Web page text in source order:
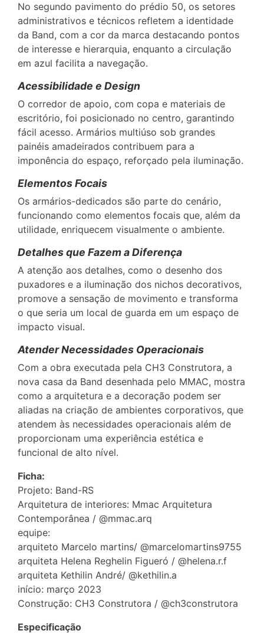
No segundo pavimento do prédio 50, os setores
administrativos e técnicos refletem a identidade
da Band, com a cor da marca destacando pontos
de interesse e hierarquia, enquanto a circulação
em azul facilita a navegação.
Acessibilidade e Design
O corredor de apoio, com copa e materiais de
escritório, foi posicionado no centro, garantindo
fácil acesso. Armários multiúso sob grandes
painéis amadeirados contribuem para a
imponência do espaço, reforçado pela iluminação.
Elementos Focais
Os armários-dedicados são parte do cenário,
funcionando como elementos focais que, além da
utilidade, enriquecem visualmente o ambiente.
Detalhes que Fazem a Diferença
A atenção aos detalhes, como o desenho dos
puxadores e a iluminação dos nichos decorativos,
promove a sensação de movimento e transforma
o que seria um local de guarda em um espaço de
impacto visual.
Atender Necessidades Operacionais
Com a obra executada pela CH3 Construtora, a
nova casa da Band desenhada pelo MMAC, mostra
como a arquitetura e a decoração podem ser
aliadas na criação de ambientes corporativos, que
atendem às necessidades operacionais além de
proporcionam uma experiência estética e
funcional de alto nível.
Ficha:
Projeto: Band-RS
Arquitetura de interiores: Mmac Arquitetura
Contemporânea / @mmac.arq
equipe:
arquiteto Marcelo martins/ @marcelomartins9755
arquiteta Helena Reghelin Figueró / @helena.r.f
arquiteta Kethilin André/ @kethilin.a
início: março 2023
Construção: CH3 Construtora / @ch3construtora
Especificação